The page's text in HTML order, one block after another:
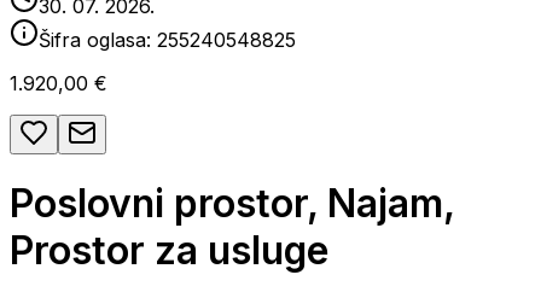
30. 07. 2026.
Šifra oglasa: 255240548825
1.920,00 €
Poslovni prostor, Najam,
Prostor za usluge